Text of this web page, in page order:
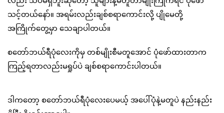
သင့်တယ်နော်။ အရမ်းလည်းချစ်စရာကောင်းလို့ ပျိုမေတို့
အကြိုက်တွေ့မှာ သေချာပါတယ်။
စတော်ဘယ်ရီပုံလေးကိုမှ တစ်မျိုးစီမတူအောင် ပုံဖော်ထားတာက
ကြည့်ရတာလည်းမရှုပ်ပဲ ချစ်စရာကောင်းပါတယ်။
ဒါကတော့ စတော်ဘယ်ရီပုံလေးပေမယ့် အပေါ်ပုံနဲ့မတူပဲ နည်းနည်း